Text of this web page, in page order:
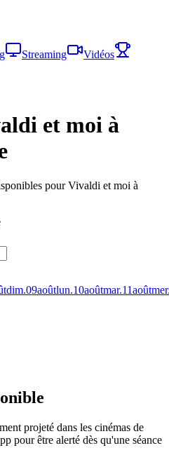
Streaming
Vidéos
et moi à
pour Vivaldi et moi à
dim.09aoûtlun.10aoûtmar.11août
projeté dans les cinémas de
pour être alerté dès qu'une séance